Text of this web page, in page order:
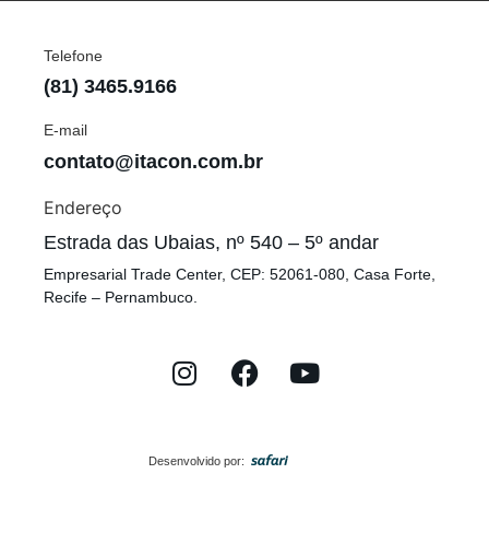
Telefone
(81) 3465.9166
E-mail
contato@itacon.com.br
Endereço
Estrada das Ubaias, nº 540 – 5º andar
Empresarial Trade Center, CEP: 52061-080, Casa Forte,
Recife – Pernambuco.
Desenvolvido por: